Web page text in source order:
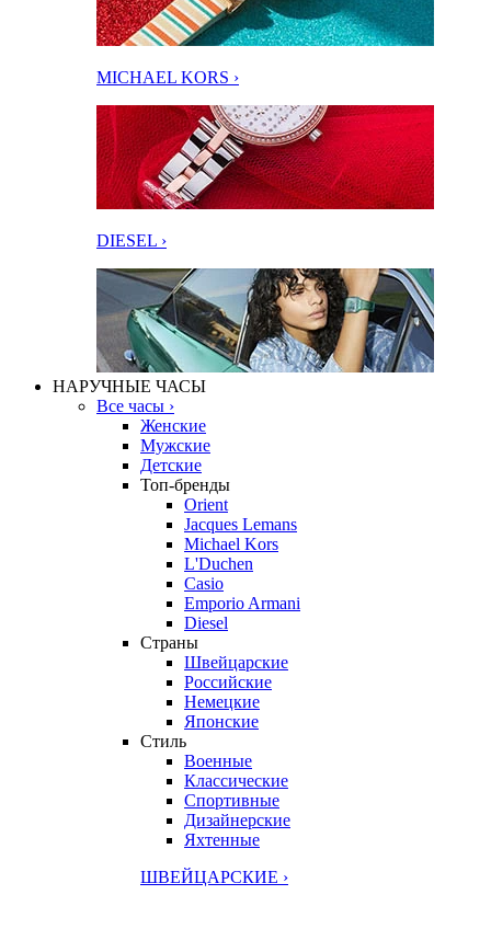
MICHAEL KORS ›
DIESEL ›
НАРУЧНЫЕ ЧАСЫ
Все часы ›
Женские
Мужские
Детские
Топ-бренды
Orient
Jacques Lemans
Michael Kors
L'Duchen
Casio
Emporio Armani
Diesel
Страны
Швейцарские
Российские
Немецкие
Японские
Стиль
Военные
Классические
Спортивные
Дизайнерские
Яхтенные
ШВЕЙЦАРСКИЕ ›